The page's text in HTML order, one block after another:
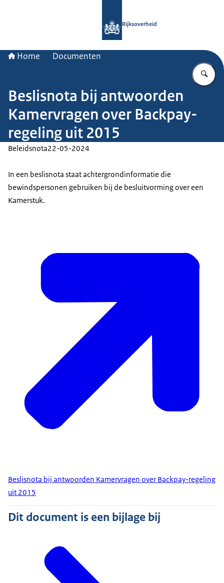
Rijksoverheid
Home Documenten
Beslisnota bij antwoorden
Kamervragen over Backpay-
regeling uit 2015
Beleidsnota22-05-2024
In een beslisnota staat achtergrondinformatie die
bewindspersonen gebruiken bij de besluitvorming over een
Kamerstuk.
Beslisnota bij antwoorden Kamervragen over Backpay-regeling
uit 2015
Dit document is een bijlage bij